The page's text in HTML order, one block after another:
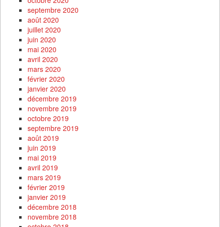
septembre 2020
août 2020
juillet 2020
juin 2020
mai 2020
avril 2020
mars 2020
février 2020
janvier 2020
décembre 2019
novembre 2019
octobre 2019
septembre 2019
août 2019
juin 2019
mai 2019
avril 2019
mars 2019
février 2019
janvier 2019
décembre 2018
novembre 2018